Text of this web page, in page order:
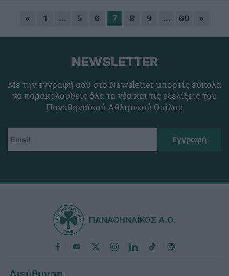
« 1 … 5 6 7 8 9 … 60 »
NEWSLETTER
Με την εγγραφή σου στο Newsletter μπορείς εύκολα
να παρακολουθείς όλα τα νέα και τις εξελίξεις του
Παναθηναϊκού Αθλητικού Ομίλου
ΠΑΝΑΘΗΝΑΪΚΟΣ Α.Ο.